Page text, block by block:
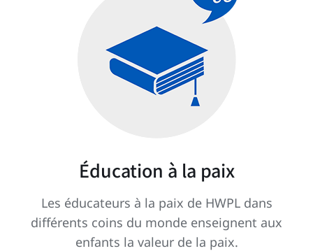
Éducation à la paix
Les éducateurs à la paix de HWPL dans
différents coins du monde enseignent aux
enfants la valeur de la paix.